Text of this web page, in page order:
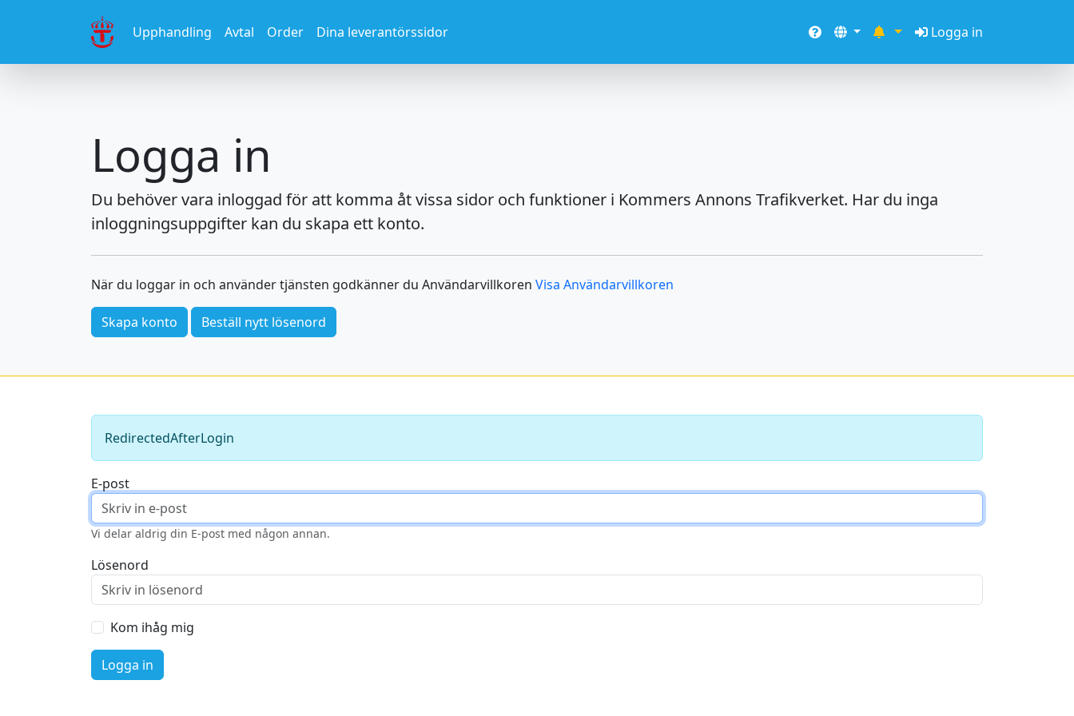
Upphandling Avtal Order Dina leverantörssidor Logga in
Logga in
Du behöver vara inloggad för att komma åt vissa sidor och funktioner i Kommers Annons Trafikverket. Har du inga
inloggningsuppgifter kan du skapa ett konto.
När du loggar in och använder tjänsten godkänner du Användarvillkoren Visa Användarvillkoren
Skapa konto Beställ nytt lösenord
RedirectedAfterLogin
E-post
Vi delar aldrig din E-post med någon annan.
Lösenord
Kom ihåg mig